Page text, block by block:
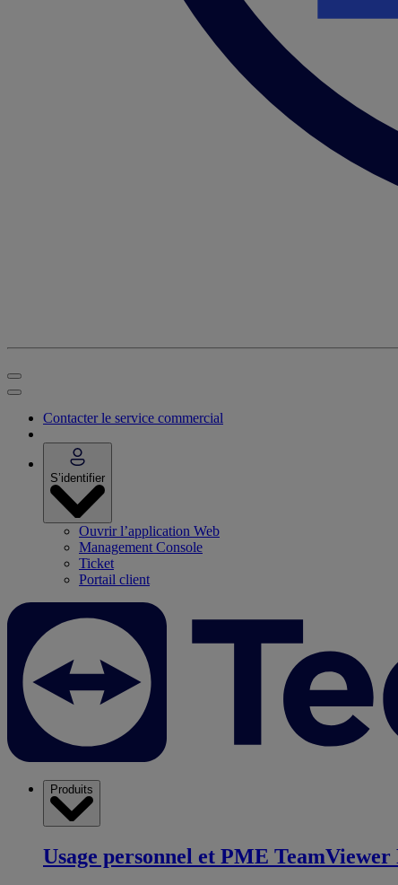
Contacter le service commercial
S’identifier
Ouvrir l’application Web
Management Console
Ticket
Portail client
Produits
Usage personnel et PME TeamViewer